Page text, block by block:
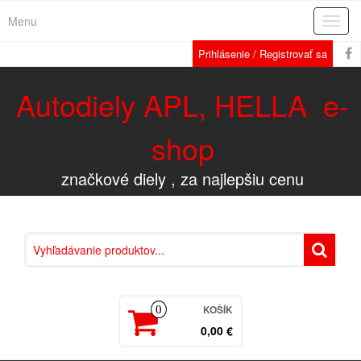
Menu
Prihlásenie / Registrovať sa
Autodiely APL, HELLA e-
shop
značkové diely , za najlepšiu cenu
0 KOŠÍK
0,00 €